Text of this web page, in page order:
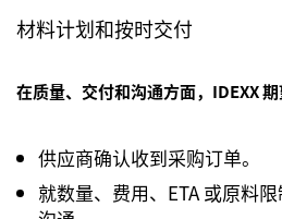
材料计划和按时交付
在质量、交付和沟通方面，IDEXX 期
供应商确认收到采购订单。
就数量、费用、ETA 或原料